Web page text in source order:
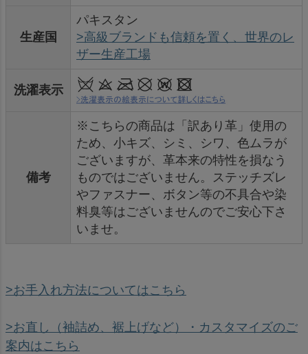
生産国
パキスタン
>高級ブランドも信頼を置く、世界のレ
ザー生産工場
洗濯表示
備考
※こちらの商品は「訳あり革」使用の
ため、小キズ、シミ、シワ、色ムラが
ございますが、革本来の特性を損なう
ものではございません。ステッチズレ
やファスナー、ボタン等の不具合や染
料臭等はございませんのでご安心下さ
いませ。
>お手入れ方法についてはこちら
>お直し（袖詰め、裾上げなど）・カスタマイズのご
案内はこちら